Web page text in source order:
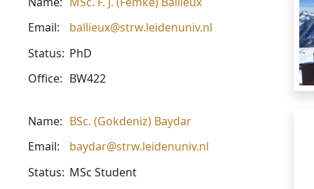
Email:
ballieux@strw.leidenuniv.nl
Status: PhD
Office: BW422
Name: BSc. (Gokdeniz) Baydar
Email:
baydar@strw.leidenuniv.nl
Status: MSc Student